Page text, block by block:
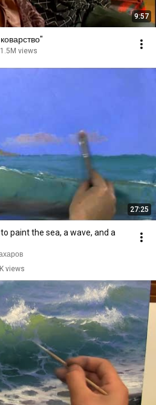
9:57
1.5M views
27:25
paint the sea, a wave, and a
views